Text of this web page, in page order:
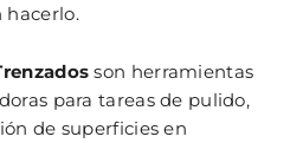
hacerlo.
son herramientas
para tareas de pulido,
de superficies en